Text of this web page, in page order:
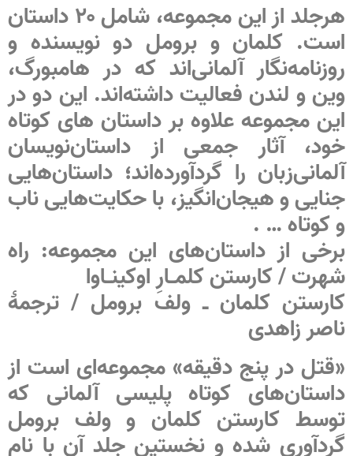
هرجلد از این مجموعه، شامل ۲۰ داستان
است. کلمان و برومل دو نویسنده و
روزنامه‌نگار آلمانی‌اند که در هامبورگ،
وین و لندن فعالیت داشته‌اند. این دو در
این مجموعه علاوه بر داستان های کوتاه
خود، آثار جمعی از داستان‌نویسان
آلمانی‌زبان را گرد‌آورده‌اند؛ داستان‌هایی
جنایی و هیجان‌انگیز، با حکایت‌هایی ناب
و کوتاه … .
برخی از داستان‌های این مجموعه: راه
شهرت / کارستن کلمـارِ اوکینـاوا
کارستن کلمان ـ ولف برومل / ترجمۀ
ناصر زاهدی
«قتل در پنج دقیقه» مجموعه‌ای است از
داستان‌های کوتاه پلیسی آلمانی که
توسط کارستن کلمان و ولف برومل
گردآوری شده و نخستین جلد آن با نام